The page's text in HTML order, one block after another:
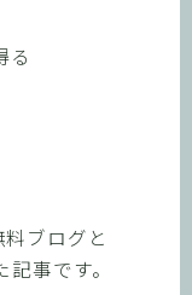
る
ブログと
事です。